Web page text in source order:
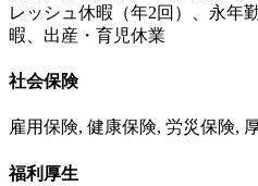
レッシュ休暇（年2回）、永年
暇、出産・育児休業
社会保険
雇用保険, 健康保険, 労災保険,
福利厚生